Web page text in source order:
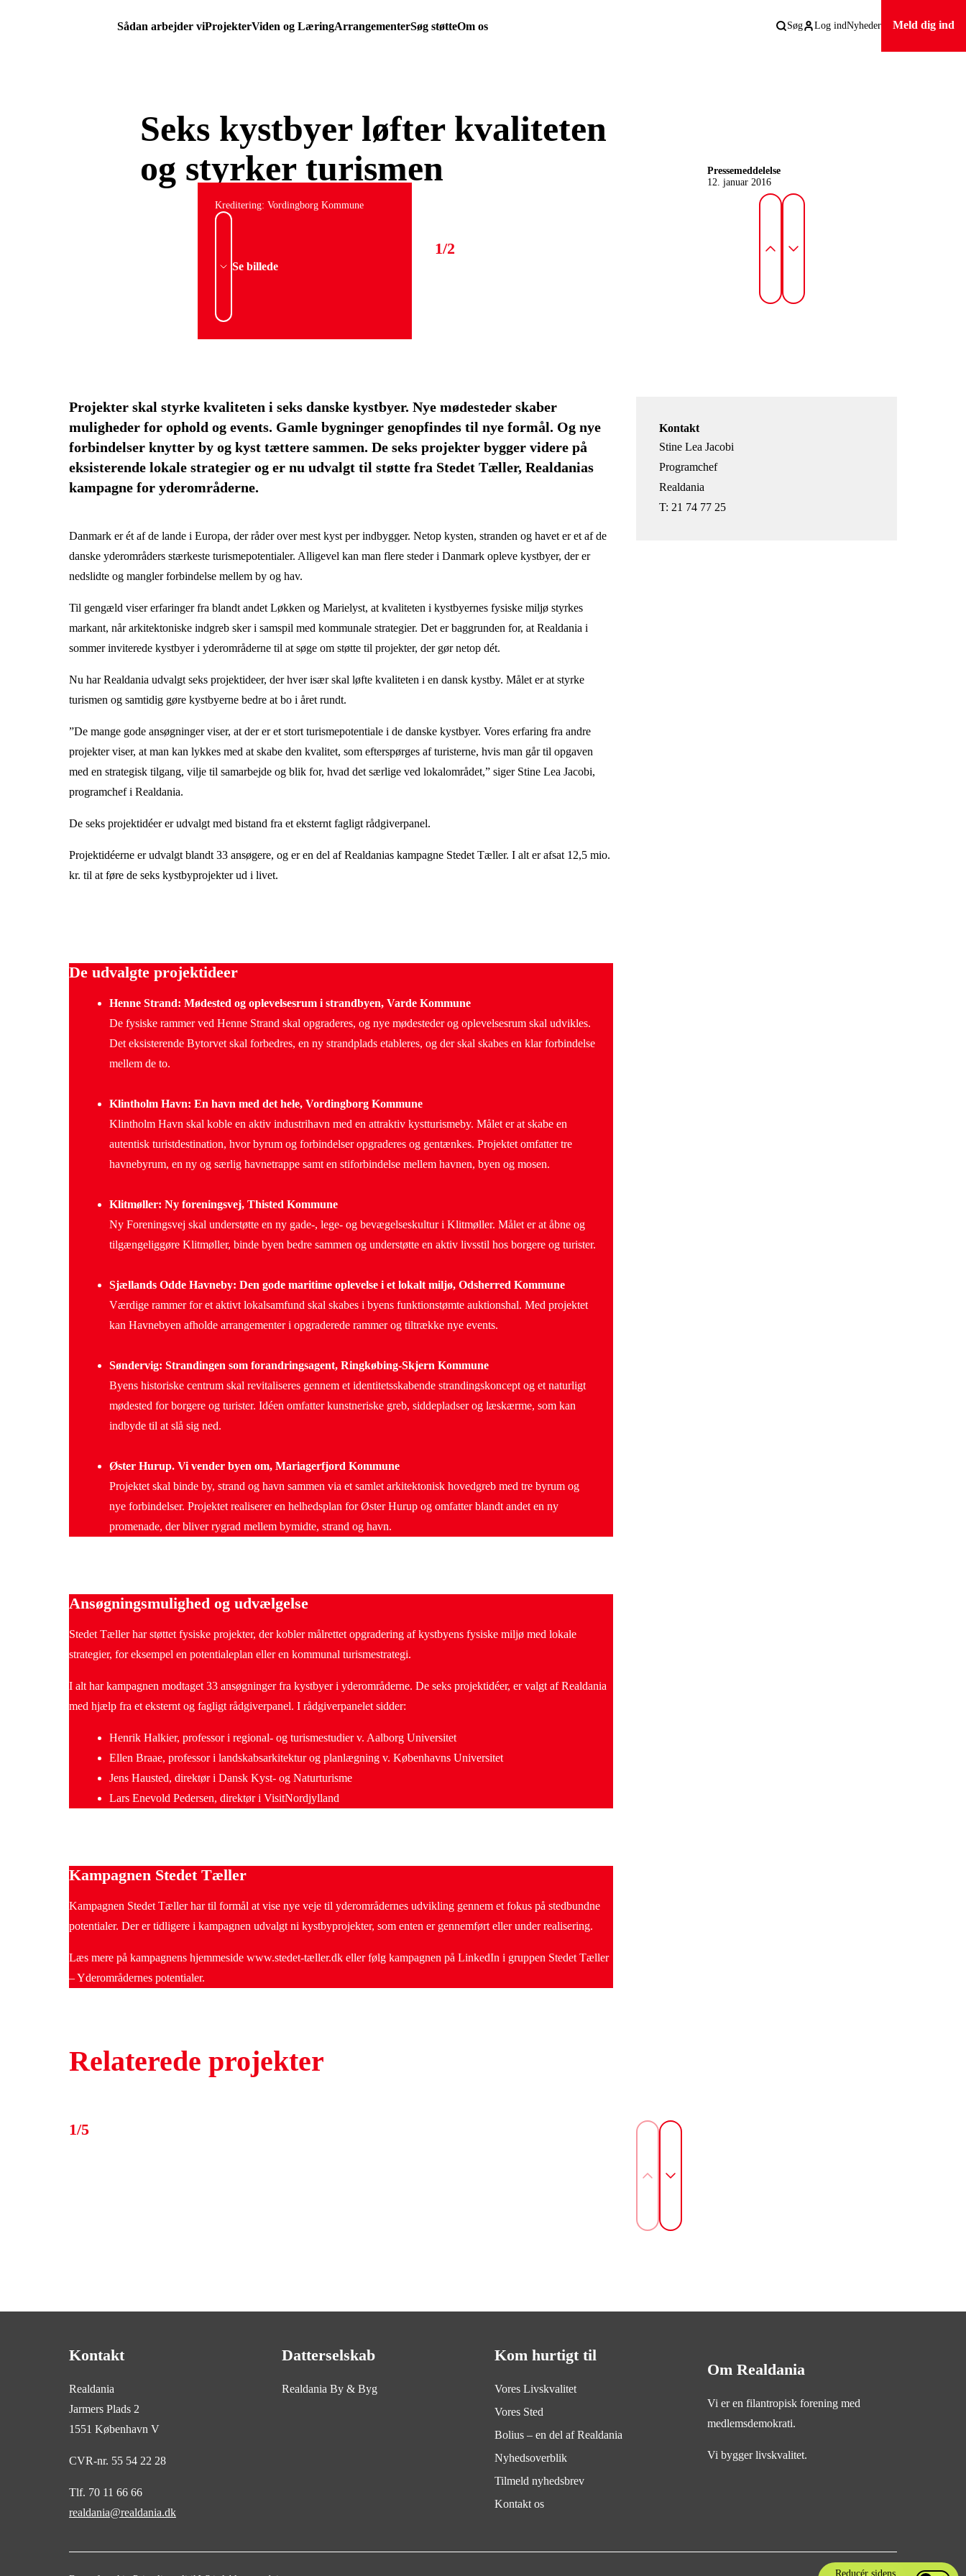
Sådan arbejder viProjekterViden og LæringArrangementerSøg støtteOm os Søg Log indNyheder Meld dig ind
Seks kystbyer løfter kvaliteten
og styrker turismen
Pressemeddelelse
12. januar 2016
Kreditering: Vordingborg Kommune
Se billede
1/2
Projekter skal styrke kvaliteten i seks danske kystbyer. Nye mødesteder skaber
muligheder for ophold og events. Gamle bygninger genopfindes til nye formål. Og nye
forbindelser knytter by og kyst tættere sammen. De seks projekter bygger videre på
eksisterende lokale strategier og er nu udvalgt til støtte fra Stedet Tæller, Realdanias
kampagne for yderområderne.
Danmark er ét af de lande i Europa, der råder over mest kyst per indbygger. Netop kysten, stranden og havet er et af de
danske yderområders stærkeste turismepotentialer. Alligevel kan man flere steder i Danmark opleve kystbyer, der er
nedslidte og mangler forbindelse mellem by og hav.
Til gengæld viser erfaringer fra blandt andet Løkken og Marielyst, at kvaliteten i kystbyernes fysiske miljø styrkes
markant, når arkitektoniske indgreb sker i samspil med kommunale strategier. Det er baggrunden for, at Realdania i
sommer inviterede kystbyer i yderområderne til at søge om støtte til projekter, der gør netop dét.
Nu har Realdania udvalgt seks projektideer, der hver især skal løfte kvaliteten i en dansk kystby. Målet er at styrke
turismen og samtidig gøre kystbyerne bedre at bo i året rundt.
”De mange gode ansøgninger viser, at der er et stort turismepotentiale i de danske kystbyer. Vores erfaring fra andre
projekter viser, at man kan lykkes med at skabe den kvalitet, som efterspørges af turisterne, hvis man går til opgaven
med en strategisk tilgang, vilje til samarbejde og blik for, hvad det særlige ved lokalområdet,” siger Stine Lea Jacobi,
programchef i Realdania.
De seks projektidéer er udvalgt med bistand fra et eksternt fagligt rådgiverpanel.
Projektidéerne er udvalgt blandt 33 ansøgere, og er en del af Realdanias kampagne Stedet Tæller. I alt er afsat 12,5 mio.
kr. til at føre de seks kystbyprojekter ud i livet.
De udvalgte projektideer
Henne Strand: Mødested og oplevelsesrum i strandbyen, Varde Kommune
De fysiske rammer ved Henne Strand skal opgraderes, og nye mødesteder og oplevelsesrum skal udvikles.
Det eksisterende Bytorvet skal forbedres, en ny strandplads etableres, og der skal skabes en klar forbindelse
mellem de to.
Klintholm Havn: En havn med det hele, Vordingborg Kommune
Klintholm Havn skal koble en aktiv industrihavn med en attraktiv kystturismeby. Målet er at skabe en
autentisk turistdestination, hvor byrum og forbindelser opgraderes og gentænkes. Projektet omfatter tre
havnebyrum, en ny og særlig havnetrappe samt en stiforbindelse mellem havnen, byen og mosen.
Klitmøller: Ny foreningsvej, Thisted Kommune
Ny Foreningsvej skal understøtte en ny gade-, lege- og bevægelseskultur i Klitmøller. Målet er at åbne og
tilgængeliggøre Klitmøller, binde byen bedre sammen og understøtte en aktiv livsstil hos borgere og turister.
Sjællands Odde Havneby: Den gode maritime oplevelse i et lokalt miljø, Odsherred Kommune
Værdige rammer for et aktivt lokalsamfund skal skabes i byens funktionstømte auktionshal. Med projektet
kan Havnebyen afholde arrangementer i opgraderede rammer og tiltrække nye events.
Søndervig: Strandingen som forandringsagent, Ringkøbing-Skjern Kommune
Byens historiske centrum skal revitaliseres gennem et identitetsskabende strandingskoncept og et naturligt
mødested for borgere og turister. Idéen omfatter kunstneriske greb, siddepladser og læskærme, som kan
indbyde til at slå sig ned.
Øster Hurup. Vi vender byen om, Mariagerfjord Kommune
Projektet skal binde by, strand og havn sammen via et samlet arkitektonisk hovedgreb med tre byrum og
nye forbindelser. Projektet realiserer en helhedsplan for Øster Hurup og omfatter blandt andet en ny
promenade, der bliver rygrad mellem bymidte, strand og havn.
Ansøgningsmulighed og udvælgelse
Stedet Tæller har støttet fysiske projekter, der kobler målrettet opgradering af kystbyens fysiske miljø med lokale
strategier, for eksempel en potentialeplan eller en kommunal turismestrategi.
I alt har kampagnen modtaget 33 ansøgninger fra kystbyer i yderområderne. De seks projektidéer, er valgt af Realdania
med hjælp fra et eksternt og fagligt rådgiverpanel. I rådgiverpanelet sidder:
Henrik Halkier, professor i regional- og turismestudier v. Aalborg Universitet
Ellen Braae, professor i landskabsarkitektur og planlægning v. Københavns Universitet
Jens Hausted, direktør i Dansk Kyst- og Naturturisme
Lars Enevold Pedersen, direktør i VisitNordjylland
Kampagnen Stedet Tæller
Kampagnen Stedet Tæller har til formål at vise nye veje til yderområdernes udvikling gennem et fokus på stedbundne
potentialer. Der er tidligere i kampagnen udvalgt ni kystbyprojekter, som enten er gennemført eller under realisering.
Læs mere på kampagnens hjemmeside www.stedet-tæller.dk eller følg kampagnen på LinkedIn i gruppen Stedet Tæller
– Yderområdernes potentialer.
Kontakt
Stine Lea Jacobi
Programchef
Realdania
T: 21 74 77 25
Relaterede projekter
1/5
Reducér sidens
Kontakt
Realdania
Jarmers Plads 2
1551 København V
CVR-nr. 55 54 22 28
Tlf. 70 11 66 66
realdania@realdania.dk
Datterselskab
Realdania By & Byg
Kom hurtigt til
Vores Livskvalitet
Vores Sted
Bolius – en del af Realdania
Nyhedsoverblik
Tilmeld nyhedsbrev
Kontakt os
Om Realdania
Vi er en filantropisk forening med
medlemsdemokrati.
Vi bygger livskvalitet.